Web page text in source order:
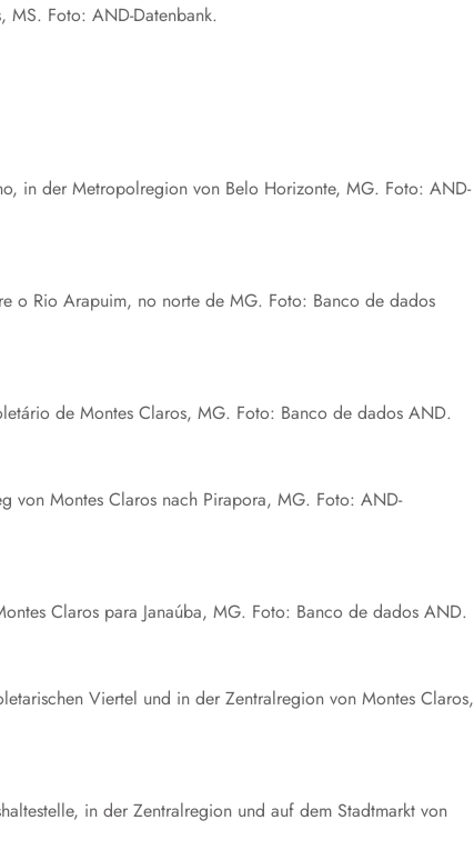
MS. Foto: AND-Datenbank.
in der Metropolregion von Belo Horizonte, MG. Foto: AND-
o Rio Arapuim, no norte de MG. Foto: Banco de dados
de Montes Claros, MG. Foto: Banco de dados AND.
von Montes Claros nach Pirapora, MG. Foto: AND-
Claros para Janaúba, MG. Foto: Banco de dados AND.
Viertel und in der Zentralregion von Montes Claros,
in der Zentralregion und auf dem Stadtmarkt von